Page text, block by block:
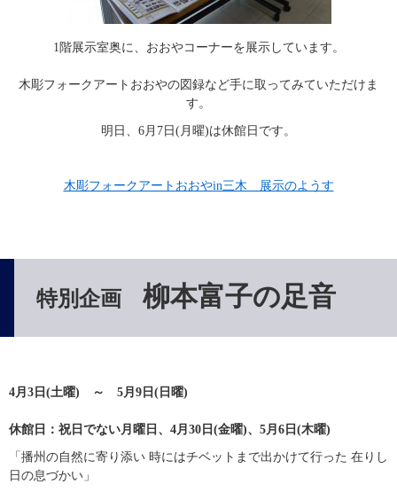
1階展示室奥に、おおやコーナーを展示しています。
木彫フォークアートおおやの図録など手に取ってみていただけま
す。
明日、6月7日(月曜)は休館日です。
木彫フォークアートおおやin三木　展示のようす
特別企画 柳本富子の足音
4月3日(土曜)　～　5月9日(日曜)
休館日：祝日でない月曜日、4月30日(金曜)、5月6日(木曜)
「播州の自然に寄り添い 時にはチベットまで出かけて行った 在りし
日の息づかい」